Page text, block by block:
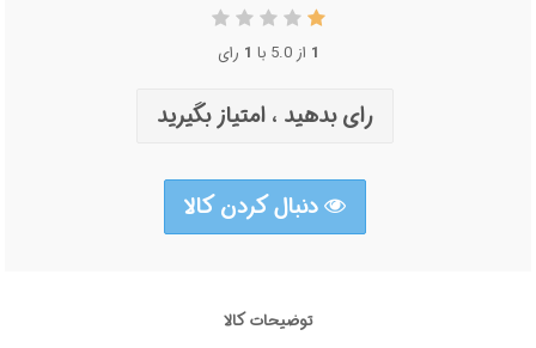
1 از 5.0 با 1 رای
رای بدهید ، امتیاز بگیرید
دنبال کردن کالا
توضیحات کالا